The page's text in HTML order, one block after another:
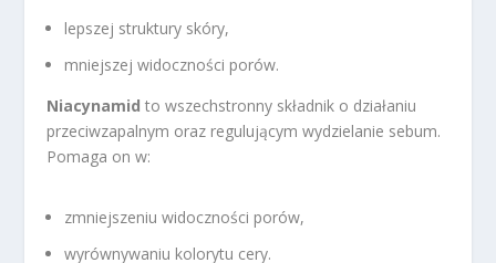
lepszej struktury skóry,
mniejszej widoczności porów.
Niacynamid to wszechstronny składnik o działaniu
przeciwzapalnym oraz regulującym wydzielanie sebum.
Pomaga on w:
zmniejszeniu widoczności porów,
wyrównywaniu kolorytu cery.